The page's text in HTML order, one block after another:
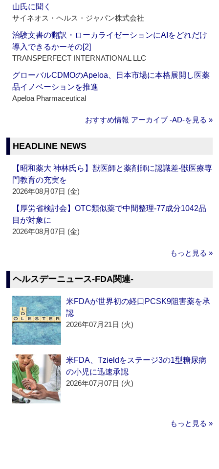
山氏に聞く
サイネオス・ヘルス・ジャパン株式会社
治験文書の翻訳・ローカライゼーションにAIをどれだけ
導入できるかーその[2]
TRANSPERFECT INTERNATIONAL LLC
グローバルCDMOのApeloa、日本市場に本格展開し医薬
品イノベーションを推進
Apeloa Pharmaceutical
おすすめ情報 アーカイブ ‐AD‐を見る »
HEADLINE NEWS
【昭和薬大 神林氏ら】獣医師と薬剤師に認識差‐獣医療専
門教育の充実を
2026年08月07日 (金)
【厚労省検討会】OTC類似薬で中間整理‐77成分1042品
目が対象に
2026年08月07日 (金)
もっと見る »
ヘルスデーニュース‐FDA関連‐
米FDAが世界初の経口PCSK9阻害薬を承
認
2026年07月21日 (火)
米FDA、Tzieldをステージ3の1型糖尿病
の小児に迅速承認
2026年07月07日 (火)
もっと見る »